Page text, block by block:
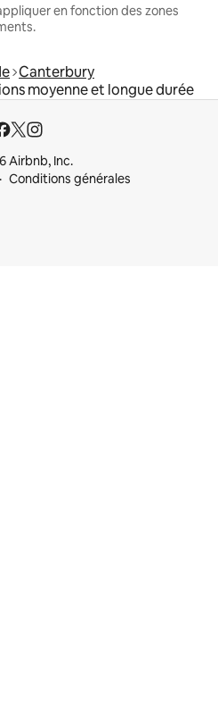
en fonction des zones
Canterbury
moyenne et longue durée
Airbnb, Inc.
Conditions générales